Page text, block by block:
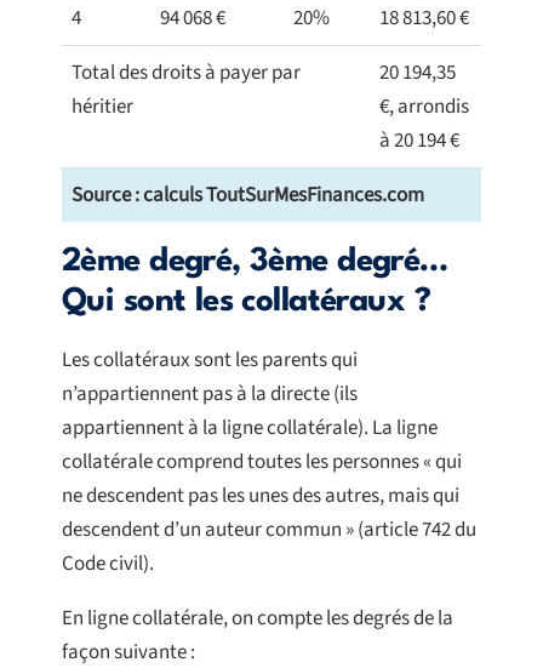
Source : calculs ToutSurMesFinances.com
4
94 068 € 20%
18 813,60 €
Total des droits à payer par
héritier
20 194,35
€, arrondis
à 20 194 €
2ème degré, 3ème degré…
Qui sont les collatéraux ?
Les collatéraux sont les parents qui
n’appartiennent pas à la directe (ils
appartiennent à la ligne collatérale). La ligne
collatérale comprend toutes les personnes « qui
ne descendent pas les unes des autres, mais qui
descendent d’un auteur commun » (article 742 du
Code civil).
En ligne collatérale, on compte les degrés de la
façon suivante :